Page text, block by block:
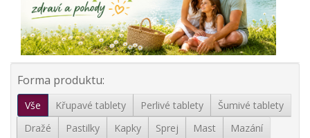
Forma produktu:
Vše Křupavé tablety Perlivé tablety
Šumivé tablety
Dražé
Pastilky Kapky Sprej Mast Mazání